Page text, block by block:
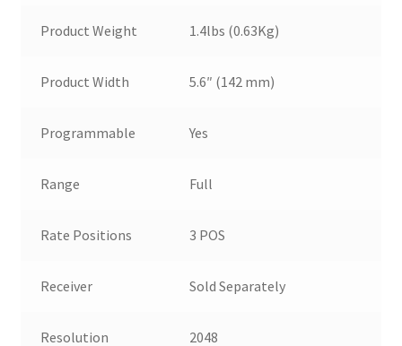
Product Weight 1.4lbs (0.63Kg)
Product Width 5.6″ (142 mm)
Programmable Yes
Range Full
Rate Positions 3 POS
Receiver Sold Separately
Resolution 2048